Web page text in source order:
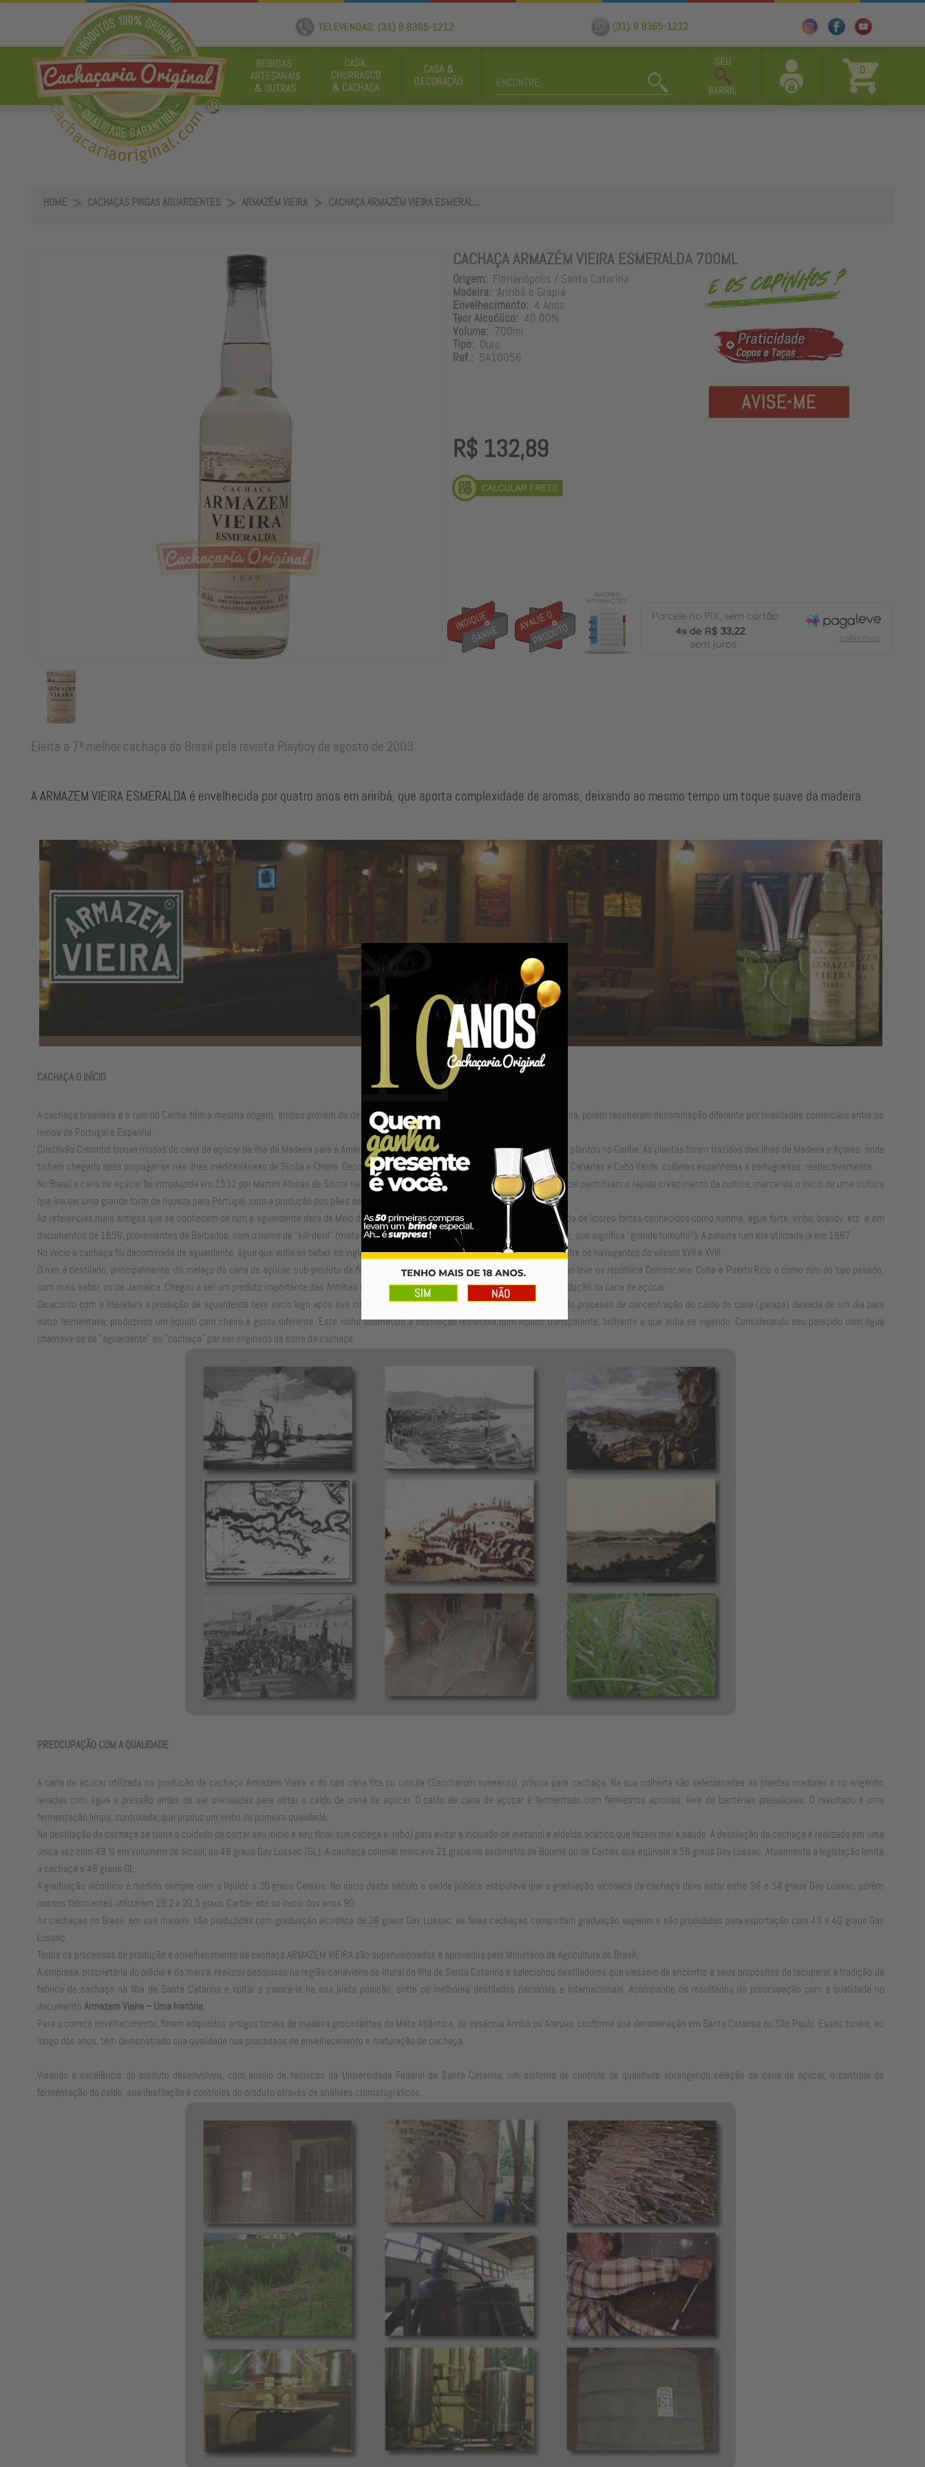
0
HOME CACHAÇAS PINGAS AGUARDENTES ARMAZÉM VIEIRA CACHAÇA ARMAZÉM VIEIRA ESMERAL...
CACHAÇA ARMAZÉM VIEIRA ESMERALDA 700ML
Origem: Florianópolis / Santa Catarina
Madeira: Ariribá e Grapia
Envelhecimento: 4 Anos
Teor Alcoólico: 40.00%
Volume: 700ml
Tipo: Ouro
Ref.: SA10056
R$ 132,89
33,22
Eleita a 7ª melhor cachaça do Brasil pela revista Playboy de agosto de 2003.
A ARMAZEM VIEIRA ESMERALDA é envelhecida por quatro anos em ariribá, que aporta complexidade de aromas, deixando ao mesmo tempo um toque suave da madeira.
CACHAÇA O INÍCIO
A cachaça brasileira e o rum do Caribe têm a mesma origem, ambos provém da destilação de cana de açúcar originária da Ilha da Madeira, porém receberam denominação diferente por rivalidades comerciais entre os
reinos de Portugal e Espanha.
Cristóvão Colombo trouxe mudas de cana de açúcar da ilha da Madeira para a América em sua viagem de descobrimento, em 1493, e as plantou no Caribe. As plantas foram trazidas das ilhas de Madeira e Açores, onde
tinham chegado após propagar-se nas ilhas mediterrâneas de Sicília e Chipre. Depois de America a cana de açúcar foi plantada nas Ilhas Canárias e Cabo Verde, colônias espanholas e portuguesas, respectivamente.
No Brasil a cana de açúcar foi introduzida em 1532 por Martim Afonso de Souza na Capitania de São Vicente. O solo fértil e o clima tropical permitiram o rápido crescimento da cultura, marcando o inicio de uma cultura
que iria ser uma grande forte de riqueza para Portugal, com a produção dos pães de açúcar.
As referencias mais antigas que se conhecem de rum e aguardente data de Maio de 1657, na Corte de Massachusetts, proibindo a venda de licores fortes conhecidos como rumme, água forte, vinho, brandy, etc. e em
documentos de 1650, provenientes de Barbados, com o nome de "kill-devil" (mata-diabo) ou "rumbullion" (palavra inglesa, de Devonshire, que significa "grande tumulto"). A palavra rum era utilizada já em 1667.
No inicio a cachaça foi denominada de aguardente, água que ardia ao beber, os ingleses denominaram de rum, Noé que se popularizou entre os navegantes do século XVII e XVIII.
O rum é destilado, principalmente, do melaço da cana de açúcar, sub-produto da fabricação de açúcar e é classificado como rum do tipo leve na república Dominicana, Cuba e Puerto Rico e como rum do tipo pesado,
com mais sabor, os de Jamaica. Chegou a ser um produto importante das Antilhas (ou Índias Ocidentais, hoje America) logo após a introdução da cana de açúcar.
De acordo com a literatura a produção de aguardente teve inicio logo após sua introdução quando se observou que a borra separada do processo de concentração do caldo de cana (garapa) deixada de um dia para
outro fermentava, produzindo um líquido com cheiro e gosto diferente. Este vinho submetido a destilação resultava num líquido transparente, brilhante e que ardia se ingerido. Considerando seu parecido com água
chamava-se de "aguardente" ou "cachaça" por ser originado da borra da cachaça.
PREOCUPAÇÃO COM A QUALIDADE
A cana de açúcar utilizada na produção da cachaça Armazem Vieira e do tipo cana fita ou crioula (Saccharum syneensi), própria para cachaça. Na sua colheita são selecionadas as plantas maduras e no engenho
lavadas com água a pressão antes de ser prensadas para obter o caldo de cana de açúcar. O caldo de cana de açúcar é fermentado com fermentos aprorios, livre de bactérias prejudiciais. O resultado é uma
fermentação limpa, controlada, que produz um vinho de primeira qualidade.
Na destilação da cachaça se toma o cuidado de cortar seu inicio e seu final, sua cabeça e rabo) para evitar a inclusão de metanol e aldeído acético que fazem mal a saúde. A destilação da cachaça é realizada em uma
única vez com 48 % em volumem de álcool, ou 48 graus Gay Lussac (GL). A cachaça colonial marcava 21 graus no aerômetro de Boumé ou de Cartier, que eqüivale a 56 graus Gay Lussac. Atualmente a legislação limita
a cachaça e 48 graus GL.
A graduação alcoólica é medida sempre com o líquido a 20 graus Celsius. No inicio deste século a saúde pública estipulava que a graduação alcoólica da cachaça deve estar entre 38 e 54 graus Gay Lussac, porém
nossos fabricantes utilizaram 16,2 a 20,5 graus Cartier, até no inicio dos anos 90.
As cachaças no Brasil, em sua maioria, são produzidas com graduação alcoólica de 38 graus Gay Lussac; as finas cachaças comportam graduação superior e são produzidas para exportação com 43 e 40 graus Gay
Lussac.
Todos os processos de produção e envelhecimento da cachaça ARMAZEM VIEIRA são supervisionados e aprovados pelo Ministério de Agricultura do Brasil.
A empresa, proprietária do prédio e da marca, realizou pesquisas na região canavieira do litoral da Ilha de Santa Catarina e selecionou destiladores que viessem de encontro a seus propósitos de recuperar a tradição do
fabrico de cachaça na Ilha de Santa Catarina e voltar a colocá-la na sua justa posição, entre os melhores destilados nacionais e internacionais. Acompanhe os resultados da preocupação com a qualidade no
documento Armazem Vieira – Uma história.
Para o correto envelhecimento, foram adquiridos antigos tonéis de madeira procedentes da Mata Atlântica, da essência Ariribá ou Araruva, conforme sua denominação em Santa Catarina ou São Paulo. Esses tonéis, ao
longo dos anos, têm demonstrado sua qualidade nos processos de envelhecimento e maturação de cachaça.
Visando a excelência do produto desenvolveu, com auxilio de técnicos da Universidade Federal de Santa Catarina, um sistema de controle de qualidade abrangendo seleção da cana de açúcar, o controle da
fermentação do caldo, sua destilação e controles do produto através de analises cromatográficos.